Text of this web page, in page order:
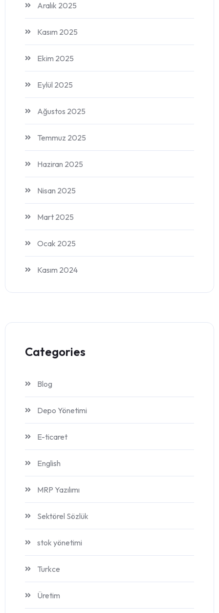
Aralık 2025
Kasım 2025
Ekim 2025
Eylül 2025
Ağustos 2025
Temmuz 2025
Haziran 2025
Nisan 2025
Mart 2025
Ocak 2025
Kasım 2024
Categories
Blog
Depo Yönetimi
E-ticaret
English
MRP Yazılımı
Sektörel Sözlük
stok yönetimi
Turkce
Üretim